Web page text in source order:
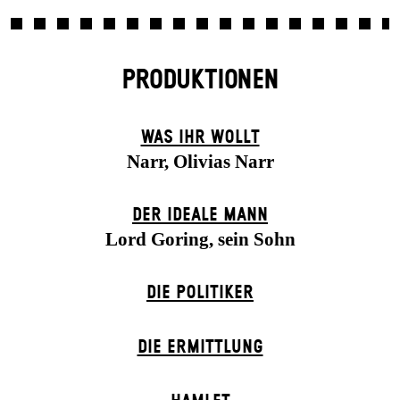
PRODUKTIONEN
WAS IHR WOLLT
Narr, Olivias Narr
DER IDEALE MANN
Lord Goring, sein Sohn
DIE POLITIKER
DIE ERMITTLUNG